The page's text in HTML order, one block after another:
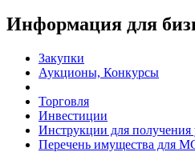
Информация для
Закупки
Аукционы, Конкурсы
Торговля
Инвестиции
Инструкции для получения
Перечень имущества для